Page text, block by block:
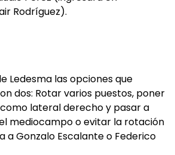
Rodríguez).
Ledesma las opciones que
dos: Rotar varios puestos, poner
lateral derecho y pasar a
mediocampo o evitar la rotación
a Gonzalo Escalante o Federico